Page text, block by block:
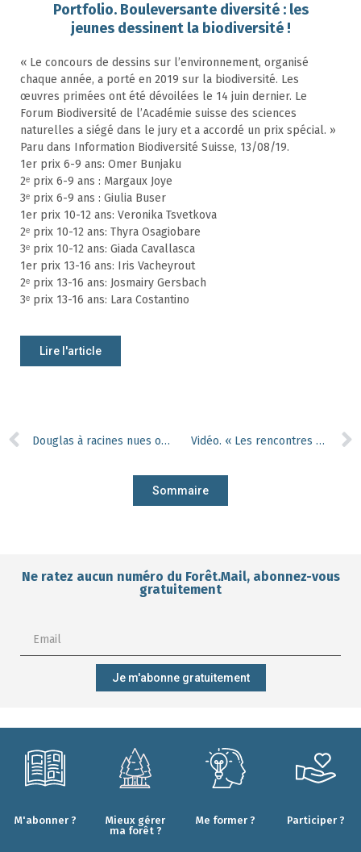
Portfolio. Bouleversante diversité : les
jeunes dessinent la biodiversité !
« Le concours de dessins sur l’environnement, organisé
chaque année, a porté en 2019 sur la biodiversité. Les
œuvres primées ont été dévoilées le 14 juin dernier. Le
Forum Biodiversité de l’Académie suisse des sciences
naturelles a siégé dans le jury et a accordé un prix spécial. »
Paru dans Information Biodiversité Suisse, 13/08/19.
1er prix 6-9 ans: Omer Bunjaku
2ᵉ prix 6-9 ans : Margaux Joye
3ᵉ prix 6-9 ans : Giulia Buser
1er prix 10-12 ans: Veronika Tsvetkova
2ᵉ prix 10-12 ans: Thyra Osagiobare
3ᵉ prix 10-12 ans: Giada Cavallasca
1er prix 13-16 ans: Iris Vacheyrout
2ᵉ prix 13-16 ans: Josmairy Gersbach
3ᵉ prix 13-16 ans: Lara Costantino
Lire l'article
Douglas à racines nues ou en godet : c’est la qualité de la plantation qui compte Vidéo. « Les rencontres » de Natagora
Sommaire
Ne ratez aucun numéro du Forêt.Mail, abonnez-vous
gratuitement
Je m'abonne gratuitement
M'abonner ?
Mieux gérer
ma forêt ?
Me former ? Participer ?